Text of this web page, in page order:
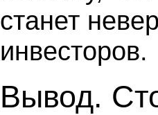
станет
инвесторов.
Вывод.